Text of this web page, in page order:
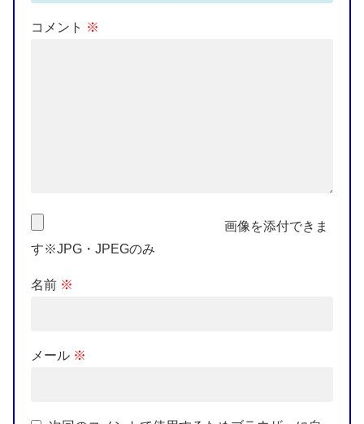
コメント ※
画像を添付できま
す※JPG・JPEGのみ
名前 ※
メール ※